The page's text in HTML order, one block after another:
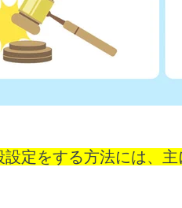
設定をする方法には、